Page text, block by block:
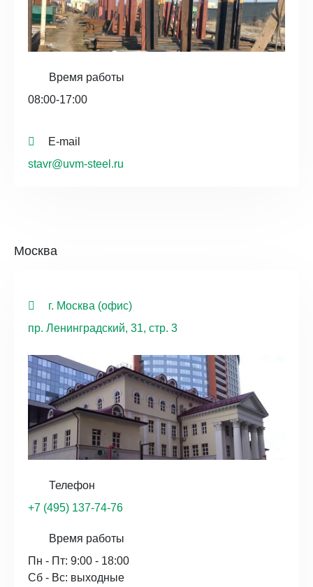
Время работы
08:00-17:00
E-mail
stavr@uvm-steel.ru
Москва
г. Москва (офис)
пр. Ленинградский, 31, стр. 3
Телефон
+7 (495) 137-74-76
Время работы
Пн - Пт: 9:00 - 18:00
Сб - Вс: выходные